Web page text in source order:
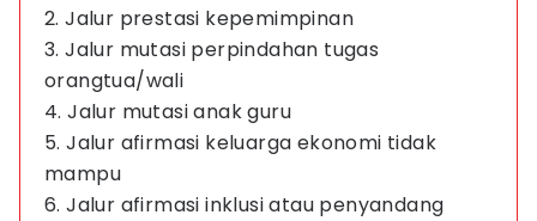
2. Jalur prestasi kepemimpinan
3. Jalur mutasi perpindahan tugas
orangtua/wali
4. Jalur mutasi anak guru
5. Jalur afirmasi keluarga ekonomi tidak
mampu
6. Jalur afirmasi inklusi atau penyandang